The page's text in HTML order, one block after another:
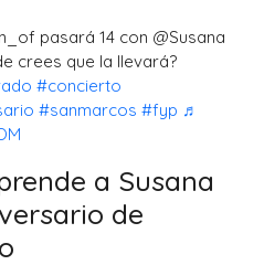
pasará 14 con @Susana
crees que la llevará?
#concierto
#sanmarcos #fyp ♬
a Susana
de